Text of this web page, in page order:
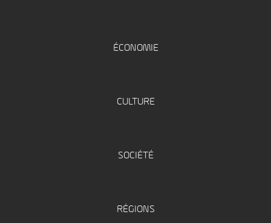
ÉCONOMIE
CULTURE
SOCIÉTÉ
RÉGIONS